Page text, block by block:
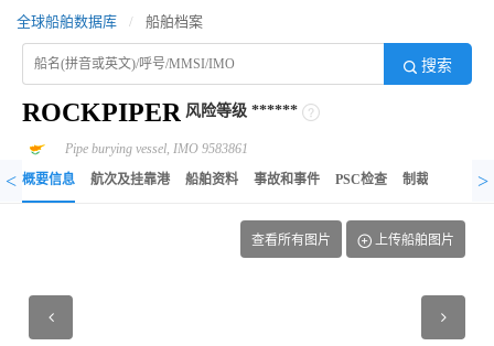
全球船舶数据库 / 船舶档案
搜索
ROCKPIPER 风险等级 ******
Pipe burying vessel, IMO 9583861
< 概要信息 航次及挂靠港 船舶资料 事故和事件 PSC检查 制裁记录 异
>
查看所有图片 上传船舶图片